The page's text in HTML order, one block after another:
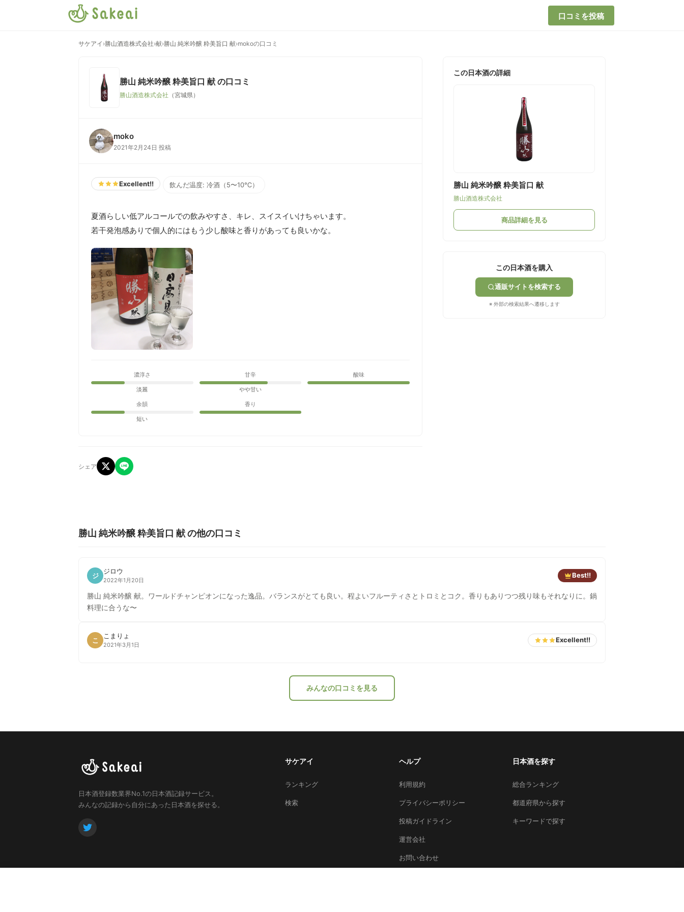
口コミを投稿
サケアイ ›勝山酒造株式会社›献›勝山 純米吟醸 粋美旨口 献›mokoの口コミ
勝山 純米吟醸 粋美旨口 献 の口コミ
勝山酒造株式会社 （宮城県）
moko
2021年2月24日 投稿
Excellent!! 飲んだ温度: 冷酒（5〜10℃）
夏酒らしい低アルコールでの飲みやすさ、キレ、スイスイいけちゃいます。
若干発泡感ありで個人的にはもう少し酸味と香りがあっても良いかな。
濃淳さ
淡麗
甘辛
やや甘い
酸味
余韻
短い
香り
シェア
この日本酒の詳細
勝山 純米吟醸 粋美旨口 献
勝山酒造株式会社
商品詳細を見る
この日本酒を購入
通販サイトを検索する
※ 外部の検索結果へ遷移します
勝山 純米吟醸 粋美旨口 献 の他の口コミ
ジ
ジロウ
2022年1月20日
Best!!
勝山 純米吟醸 献。ワールドチャンピオンになった逸品。バランスがとても良い。程よいフルーティさとトロミとコク。香りもありつつ残り味もそれなりに。鍋
料理に合うな〜
こ
こまりょ
2021年3月1日
Excellent!!
みんなの口コミを見る
日本酒登録数業界No.1の日本酒記録サービス。
みんなの記録から自分にあった日本酒を探せる。
サケアイ
ランキング
検索
ヘルプ
利用規約
プライバシーポリシー
投稿ガイドライン
運営会社
お問い合わせ
日本酒を探す
総合ランキング
都道府県から探す
キーワードで探す